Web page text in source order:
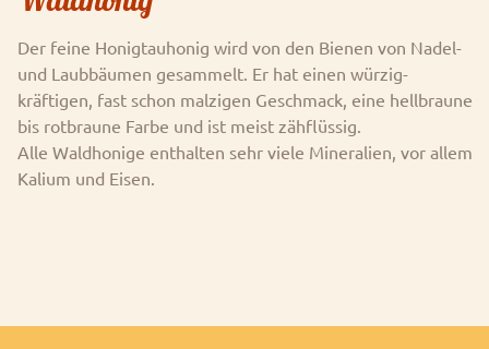
Der feine Honigtauhonig wird von den Bienen von Nadel-
und Laubbäumen gesammelt. Er hat einen würzig-
kräftigen, fast schon malzigen Geschmack, eine hellbraune
bis rotbraune Farbe und ist meist zähflüssig.
Alle Waldhonige enthalten sehr viele Mineralien, vor allem
Kalium und Eisen.